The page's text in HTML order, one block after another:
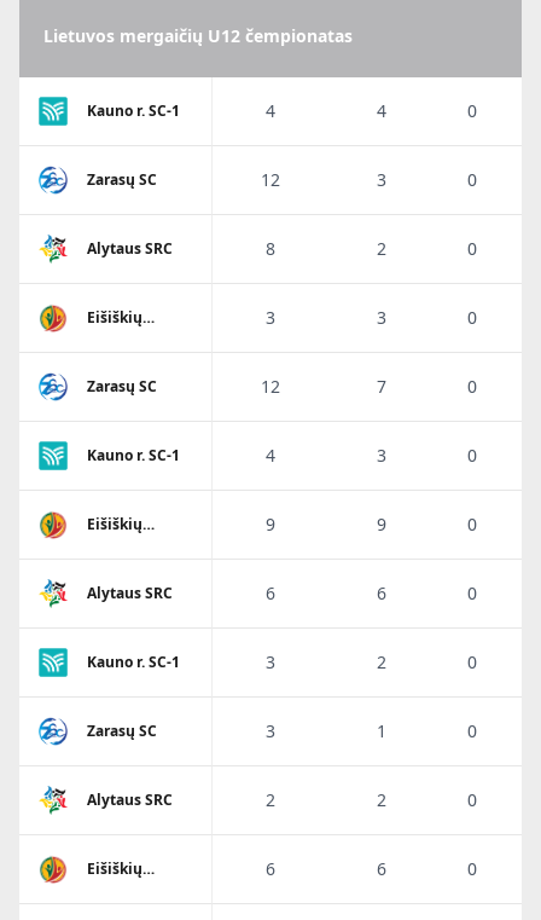
Lietuvos mergaičių U12 čempionatas
Kauno r. SC-1 4 4 0
Zarasų SC 12 3 0
Alytaus SRC 8 2 0
Eišiškių
SM
3 3 0
Zarasų SC 12 7 0
Kauno r. SC-1 4 3 0
Eišiškių
SM
9 9 0
Alytaus SRC 6 6 0
Kauno r. SC-1 3 2 0
Zarasų SC 3 1 0
Alytaus SRC 2 2 0
Eišiškių
SM
6 6 0